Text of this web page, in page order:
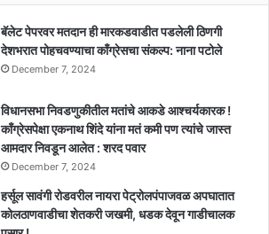
बॅलेट पेपरवर मतदान ही मारकडवाडीत पडलेली ठिणगी
देशभरात पोहचवण्याचा काँग्रेसचा संकल्प: नाना पटोले
December 7, 2024
विधानसभा निवडणुकीतील मतांचे आकडे आश्चर्यकारक !
काँग्रेसपेक्षा एकनाथ शिंदे यांना मतं कमी पण त्यांचे जास्त
आमदार निवडून आलेत : शरद पवार
December 7, 2024
हर्सूल सावंगी रोडवरील नायरा पेट्रोलपंपाजवळ अपघातात
कोलठाणवाडीचा शेतकरी जखमी, धडक देवून गाडीचालक